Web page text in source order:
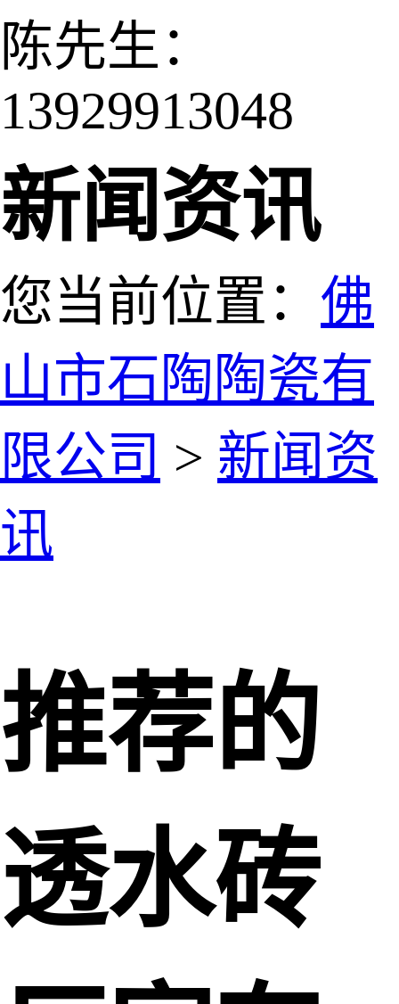
陈先生：
13929913048
新闻资讯
您当前位置： 佛
山市石陶陶瓷有
限公司 > 新闻资
讯
推荐的
透水砖